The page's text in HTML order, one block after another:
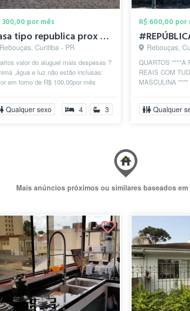
300,00 por mês
Casa tipo republica prox da PUC FAMILIAR...
Rebouças, Curitiba - PR
valor do aluguel mais despesas ?
,água e luz não estão inclusas:
em torno de R$ 100,00por mês
Qualquer sexo 4 3
R$ 600,00 por
Rebouças,
QUARTOS """"A
REAIS COM
MASCULINA
TRABALHE >>
Qualquer
Mais anúncios próximos ou similares baseados